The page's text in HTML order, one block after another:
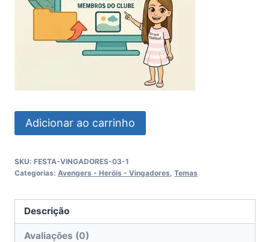
Vingadores
quantidade
Adicionar ao carrinho
SKU: FESTA-VINGADORES-03-1
Categorias: Avengers - Heróis - Vingadores Temas
Descrição
Avaliações (0)